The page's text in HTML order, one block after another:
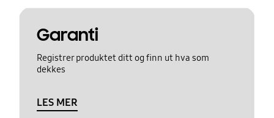
Garanti
Registrer produktet ditt og finn ut hva som
dekkes
LES MER